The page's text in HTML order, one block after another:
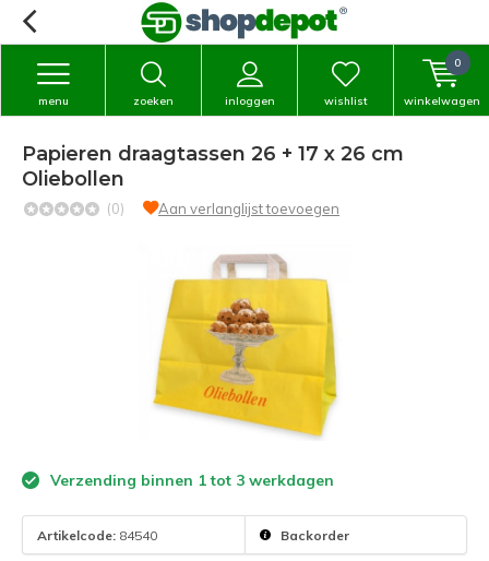
zoeken inloggen
menu wishlist winkelwagen
0
Papieren draagtassen 26 + 17 x 26 cm
Oliebollen
(0) Aan verlanglijst toevoegen
Verzending binnen 1 tot 3 werkdagen
Artikelcode: 84540 Backorder